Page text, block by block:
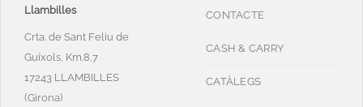
Llambilles
Crta. de Sant Feliu de
Guíxols, Km.8,7
17243 LLAMBILLES
(Girona)
CONTACTE
CASH & CARRY
CATÀLEGS